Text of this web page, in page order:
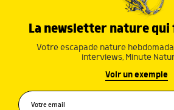
La newsletter nature qui
Votre escapade nature
interviews, Minute
Voir un exemple